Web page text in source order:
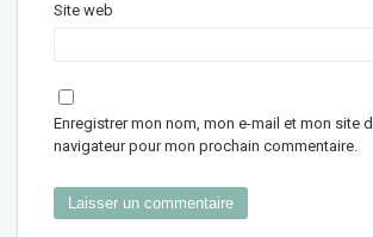
Site web
Enregistrer mon nom, mon e-mail et mon site
navigateur pour mon prochain commentaire.